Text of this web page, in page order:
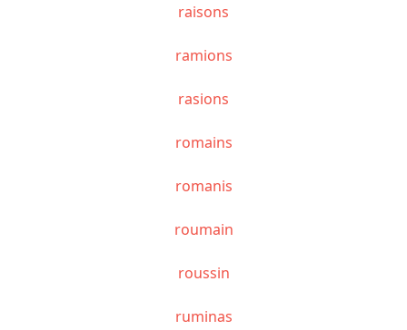
raisons
ramions
rasions
romains
romanis
roumain
roussin
ruminas